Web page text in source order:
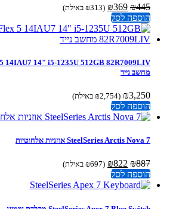
₪המחיר
המקורי
היה:
₪445.
₪ 369
המחיר
הנוכחי
הוא:
₪369.
(
₪ 313 באילת)
הוספה לסל
5 14IAU7 14" i5-1235U 512GB 82R7009LIV
מחשב נייד
₪3,250
(
₪2,754 באילת)
הוספה לסל
SteelSeries Arctis Nova 7 אוזניות ‏אלחוטיות
₪המחיר
המקורי
היה:
₪ 822
המחיר
הנוכחי
הוא:
(
₪ 697 באילת)
הוספה לסל